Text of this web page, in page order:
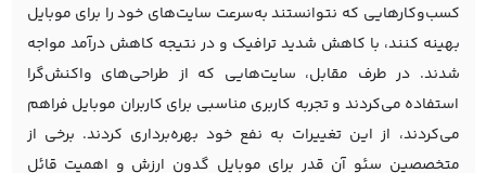
کسب‌وکارهایی که نتوانستند به‌سرعت سایت‌های خود را برای موبایل
بهینه کنند، با کاهش شدید ترافیک و در نتیجه کاهش درآمد مواجه
شدند. در طرف مقابل، سایت‌هایی که از طراحی‌های واکنش‌گرا
استفاده می‌کردند و تجربه کاربری مناسبی برای کاربران موبایل فراهم
می‌کردند، از این تغییرات به نفع خود بهره‌برداری کردند. برخی از
متخصصین سئو آن قدر برای موبایل گدون ارزش و اهمیت قائل